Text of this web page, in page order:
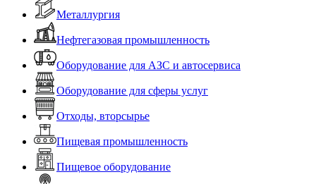
Металлургия
Нефтегазовая промышленность
Оборудование для АЗС и автосервиса
Оборудование для сферы услуг
Отходы, вторсырье
Пищевая промышленность
Пищевое оборудование